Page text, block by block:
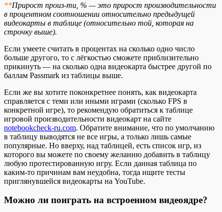
**Прирост произ-ти, % — это прирост производительности
в процентном соотношении относительно предыдущей
видеокарты в таблице (относительно той, которая на
строчку выше).
Если умеете считать в процентах на сколько одно число
больше другого, то с лёгкостью сможете приблизительно
прикинуть — на сколько одна видеокарта быстрее другой по
баллам Passmark из таблицы выше.
Если же вы хотите поконкретнее понять, как видеокарта
справляется с теми или иными играми (сколько FPS в
конкретной игре), то рекомендую обратиться к таблице
игровой производительности видеокарт на сайте
notebookcheck-ru.com. Обратите внимание, что по умолчанию
в таблицу выводятся не все игры, а только лишь самые
популярные. Но вверху, над таблицей, есть список игр, из
которого вы можете по своему желанию добавить в таблицу
любую протестированную игру. Если данная таблица по
каким-то причинам вам неудобна, тогда ищите тесты
приглянувшейся видеокарты на YouTube.
Можно ли поиграть на встроенном видеоядре?